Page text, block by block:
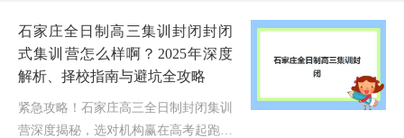
人...
石家庄全日制高三集训封闭封闭
式集训营怎么样啊？2025年深度
解析、择校指南与避坑全攻略
紧急攻略！石家庄高三全日制封闭集训
营深度揭秘，选对机构赢在高考起跑线